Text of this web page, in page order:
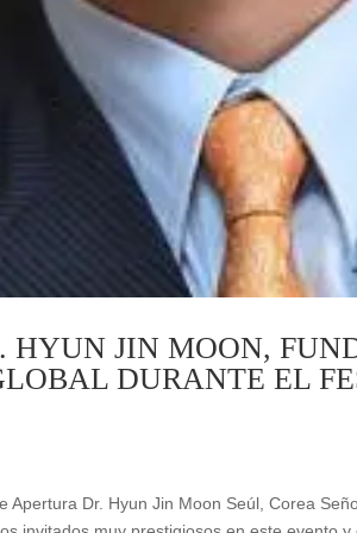
HYUN JIN MOON,
DURANTE EL
Apertura Dr. Hyun Jin Moon Seúl, Corea